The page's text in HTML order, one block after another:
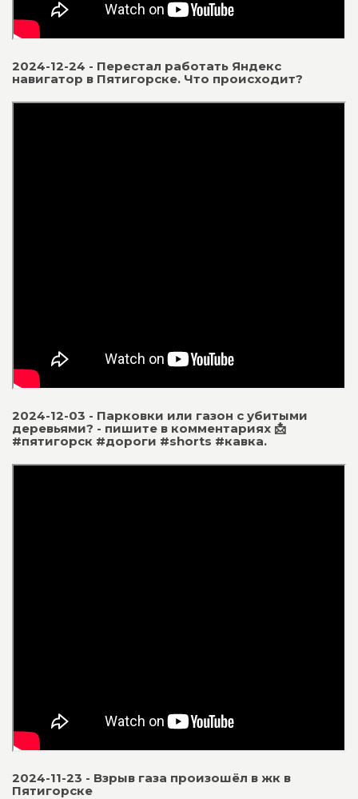
2024-12-24 - Перестал работать Яндекс
навигатор в Пятигорске. Что происходит?
2024-12-03 - Парковки или газон с убитыми
деревьями? - пишите в комментариях 📩
#пятигорск #дороги #shorts #кавка.
2024-11-23 - Взрыв газа произошёл в жк в
Пятигорске